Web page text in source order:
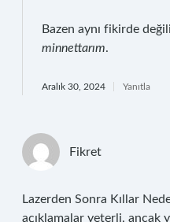
Bazen aynı fikirde
minnettarım.
Aralık 30, 2024 Yanıtla
Fikret
Lazerden Sonra Kıllar
açıklamalar yeterli, ancak